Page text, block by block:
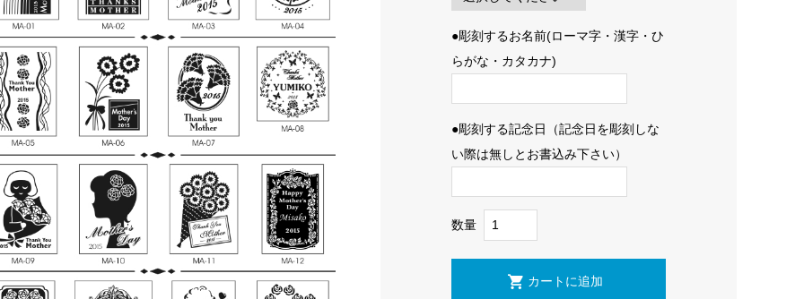
●彫刻するお名前(ローマ字・漢字・ひ
らがな・カタカナ)
●彫刻する記念日（記念日を彫刻しな
い際は無しとお書込み下さい）
数量